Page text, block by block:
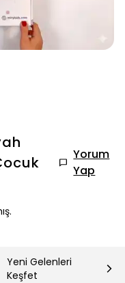
Yorum
Yap
Yeni Gelenleri
Keşfet